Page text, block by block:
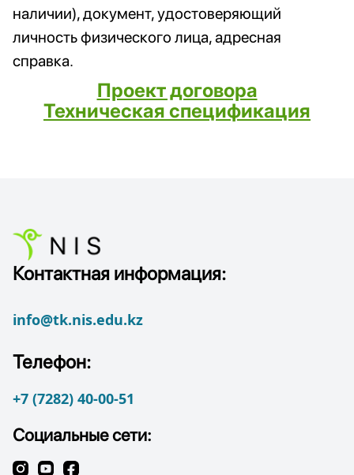
наличии), документ, удостоверяющий
личность физического лица, адресная
справка.
Проект договора
Техническая спецификация
Контактная информация:
info@tk.nis.edu.kz
Телефон:
+7 (7282) 40-00-51
Социальные сети: